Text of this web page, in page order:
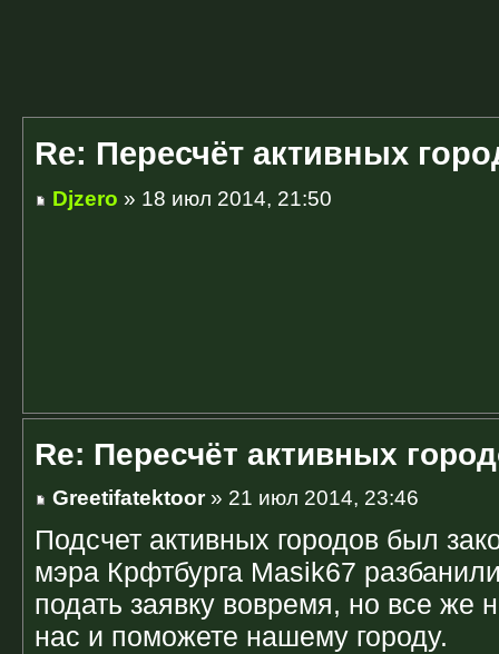
Re: Пересчёт активных
Djzero » 18 июл 2014, 21:50
Re: Пересчёт активных
Greetifatektoor» 21 июл 2014, 23:46
Подсчет активных городов был
мэра Крфтбурга Masik67
подать заявку вовремя, но все же
нас и поможете нашему городу.